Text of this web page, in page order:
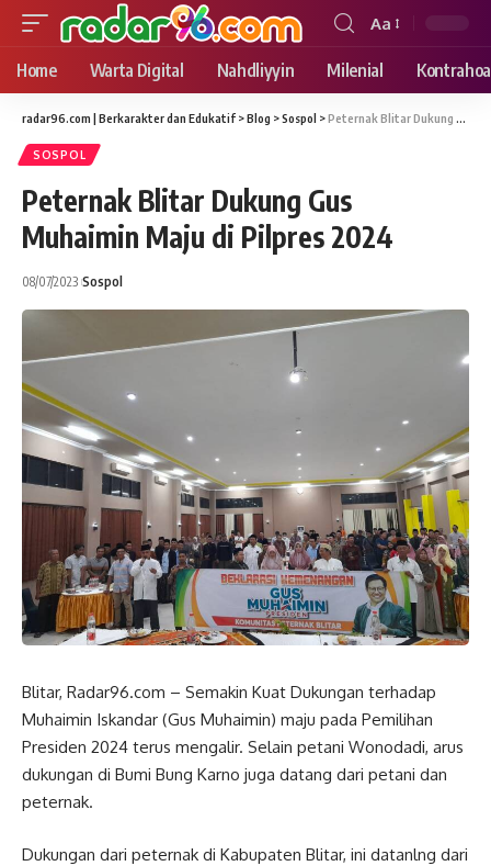
Font
Resizer
Aa
Home Warta Digital Nahdliyyin Milenial
radar96.com | Berkarakter dan Edukatif >Blog >Sospol >Peternak Blitar Dukung Gus Muhaimin Maju di Pilpres 2024
SOSPOL
Peternak Blitar Dukung Gus
Muhaimin Maju di Pilpres 2024
08/07/2023 Sospol
Blitar, Radar96.com – Semakin Kuat Dukungan terhadap
Muhaimin Iskandar (Gus Muhaimin) maju pada Pemilihan
Presiden 2024 terus mengalir. Selain petani Wonodadi, arus
dukungan di Bumi Bung Karno juga datang dari petani dan
peternak.
Dukungan dari peternak di Kabupaten Blitar, ini datanlng dari